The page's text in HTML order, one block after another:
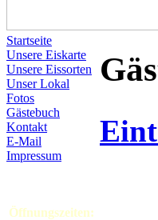
Startseite
Unsere Eiskarte
Unsere Eissorten
Unser Lokal
Fotos
Gästebuch
Kontakt
E-Mail
Impressum
Öffnungszeiten: